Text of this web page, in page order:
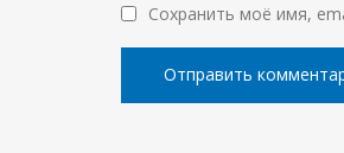
Сохранить моё имя,